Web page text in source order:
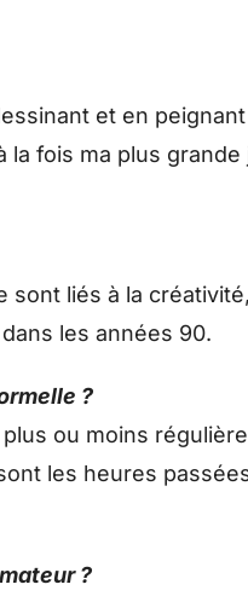
et en
fois ma plus
liés à la
les années 90.
?
ou moins
les heures
?